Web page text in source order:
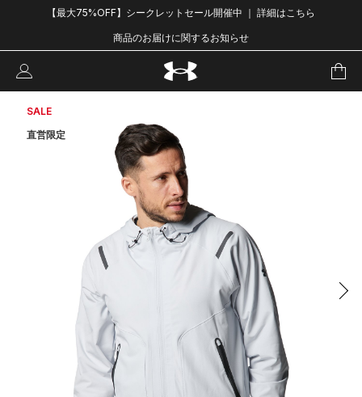
【最大75%OFF】シークレットセール開催中 ｜ 詳細はこちら
商品のお届けに関するお知らせ
SALE
直営限定